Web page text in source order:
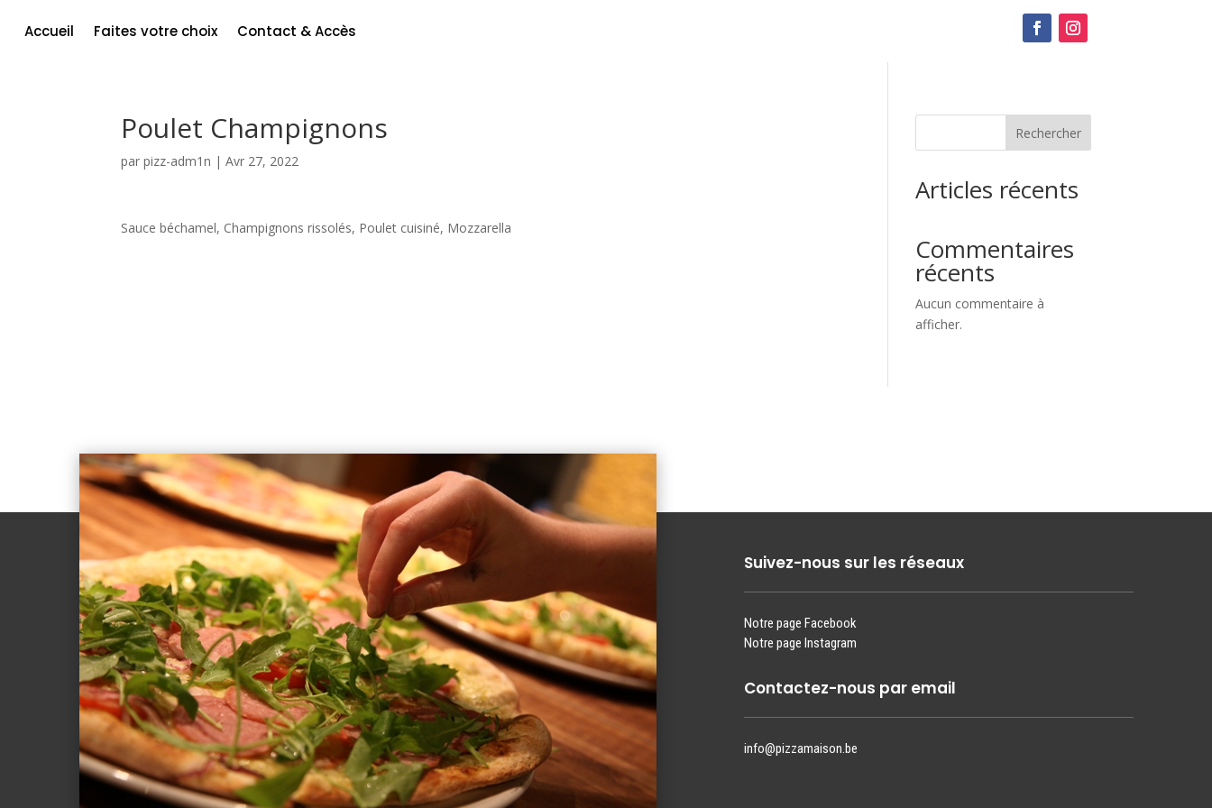
Accueil Faites votre choix Contact & Accès
Poulet Champignons
parpizz-adm1n |Avr 27, 2022
Sauce béchamel, Champignons rissolés, Poulet cuisiné, Mozzarella
Rechercher
Articles récents
Commentaires
récents
Aucun commentaire à
afficher.
Suivez-nous sur les réseaux
Notre page Facebook
Notre page Instagram
Contactez-nous par email
info@pizzamaison.be